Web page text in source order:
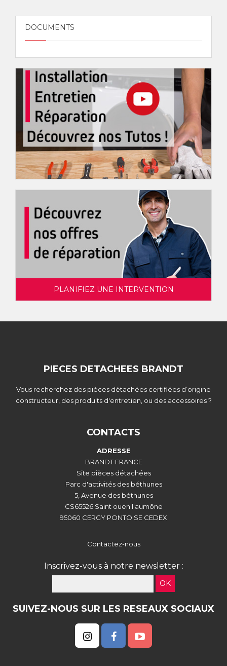
DOCUMENTS
PLANIFIEZ UNE INTERVENTION
PIECES DETACHEES BRANDT
Vous recherchez des pièces détachées certifiées d’origine
constructeur, des produits d'entretien, ou des accessoires ?
CONTACTS
ADRESSE
BRANDT FRANCE
Site pièces détachées
Parc d'activités des béthunes
5, Avenue des béthunes
CS65526 Saint ouen l'aumône
95060 CERGY PONTOISE CEDEX
Contactez-nous
Inscrivez-vous à notre newsletter :
OK
SUIVEZ-NOUS SUR LES RESEAUX SOCIAUX